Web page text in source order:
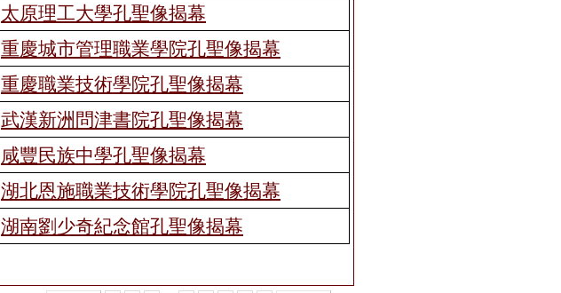
太原理工大學孔聖像揭幕
重慶城市管理職業學院孔聖像揭幕
重慶職業技術學院孔聖像揭幕
武漢新洲問津書院孔聖像揭幕
咸豐民族中學孔聖像揭幕
湖北恩施職業技術學院孔聖像揭幕
湖南劉少奇紀念館孔聖像揭幕